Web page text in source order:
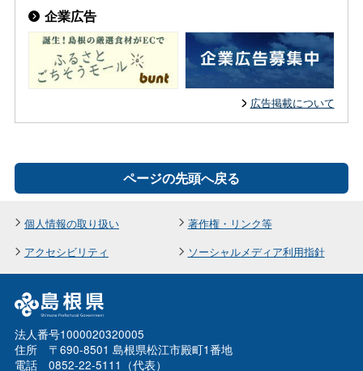
企業広告
広告掲載について
ページの先頭へ戻る
個人情報の取り扱い
著作権・リンク等
アクセシビリティ
ソーシャルメディア利用指針
法人番号1000020320005
住所 〒690-8501 島根県松江市殿町1番地
電話 0852-22-5111（代表）